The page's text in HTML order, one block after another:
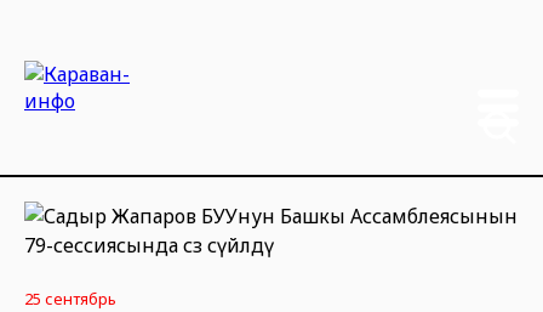
25 сентябрь